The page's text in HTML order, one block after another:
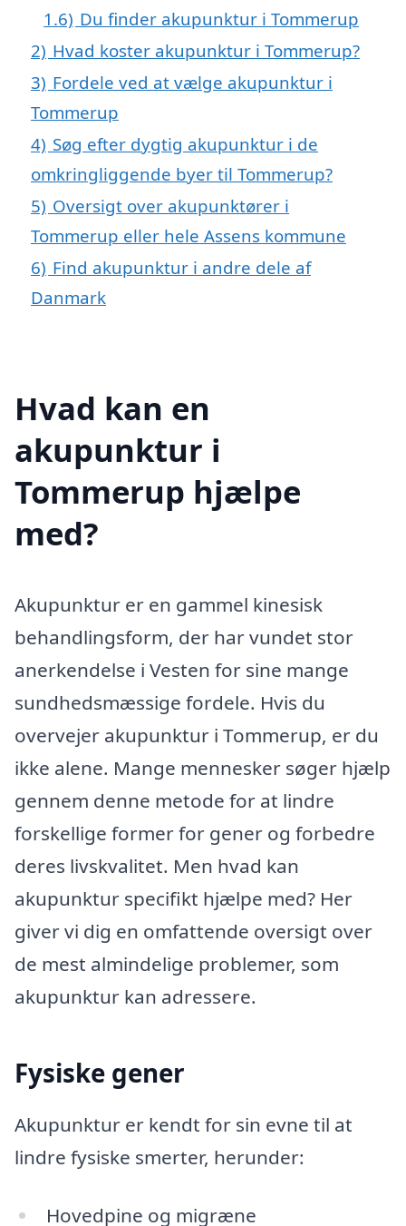
1.6) Du finder akupunktur i Tommerup
2) Hvad koster akupunktur i Tommerup?
3) Fordele ved at vælge akupunktur i
Tommerup
4) Søg efter dygtig akupunktur i de
omkringliggende byer til Tommerup?
5) Oversigt over akupunktører i
Tommerup eller hele Assens kommune
6) Find akupunktur i andre dele af
Danmark
Hvad kan en
akupunktur i
Tommerup hjælpe
med?
Akupunktur er en gammel kinesisk
behandlingsform, der har vundet stor
anerkendelse i Vesten for sine mange
sundhedsmæssige fordele. Hvis du
overvejer akupunktur i Tommerup, er du
ikke alene. Mange mennesker søger hjælp
gennem denne metode for at lindre
forskellige former for gener og forbedre
deres livskvalitet. Men hvad kan
akupunktur specifikt hjælpe med? Her
giver vi dig en omfattende oversigt over
de mest almindelige problemer, som
akupunktur kan adressere.
Fysiske gener
Akupunktur er kendt for sin evne til at
lindre fysiske smerter, herunder:
Hovedpine og migræne